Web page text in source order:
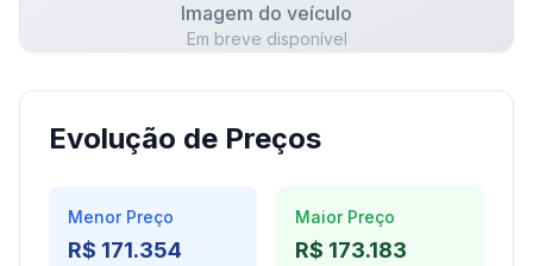
Imagem do veículo
Em breve disponível
Evolução de Preços
Menor Preço
R$ 171.354
Maior Preço
R$ 173.183